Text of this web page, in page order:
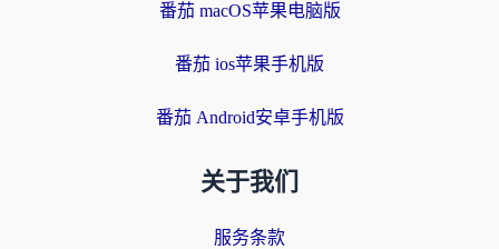
番茄 macOS苹果电脑版
番茄 ios苹果手机版
番茄 Android安卓手机版
关于我们
服务条款